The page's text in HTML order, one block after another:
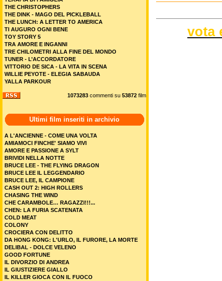
vota
THE CHRISTOPHERS
THE DINK - MAGO DEL PICKLEBALL
THE LUNCH: A LETTER TO AMERICA
TI AUGURO OGNI BENE
TOY STORY 5
TRA AMORE E INGANNI
TRE CHILOMETRI ALLA FINE DEL MONDO
TUNER - L’ACCORDATORE
VITTORIO DE SICA - LA VITA IN SCENA
WILLIE PEYOTE - ELEGIA SABAUDA
YALLA PARKOUR
1073283 commenti su 53872 film
Ultimi film inseriti in archivio
A L'ANCIENNE - COME UNA VOLTA
AMIAMOCI FINCHE' SIAMO VIVI
AMORE E PASSIONE A SYLT
BRIVIDI NELLA NOTTE
BRUCE LEE - THE FLYING DRAGON
BRUCE LEE IL LEGGENDARIO
BRUCE LEE, IL CAMPIONE
CASH OUT 2: HIGH ROLLERS
CHASING THE WIND
CHE CARAMBOLE… RAGAZZI!!!...
CHEN: LA FURIA SCATENATA
COLD MEAT
COLONY
CROCIERA CON DELITTO
DA HONG KONG: L'URLO, IL FURORE, LA MORTE
DELIBAL - DOLCE VELENO
GOOD FORTUNE
IL DIVORZIO DI ANDREA
IL GIUSTIZIERE GIALLO
IL KILLER GIOCA CON IL FUOCO